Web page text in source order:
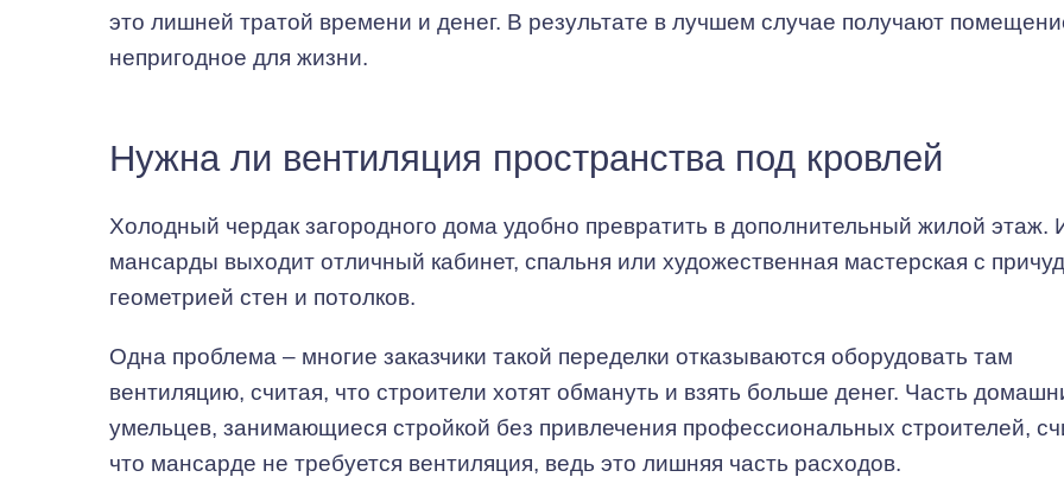
это лишней тратой времени и денег. В результате в лучшем случае получают
непригодное для жизни.
Нужна ли вентиляция пространства под кровлей
Холодный чердак загородного дома удобно превратить в дополнительный жилой этаж.
мансарды выходит отличный кабинет, спальня или художественная мастерская с
геометрией стен и потолков.
Одна проблема – многие заказчики такой переделки отказываются оборудовать там
вентиляцию, считая, что строители хотят обмануть и взять больше денег. Часть
умельцев, занимающиеся стройкой без привлечения профессиональных строителей,
что мансарде не требуется вентиляция, ведь это лишняя часть расходов.